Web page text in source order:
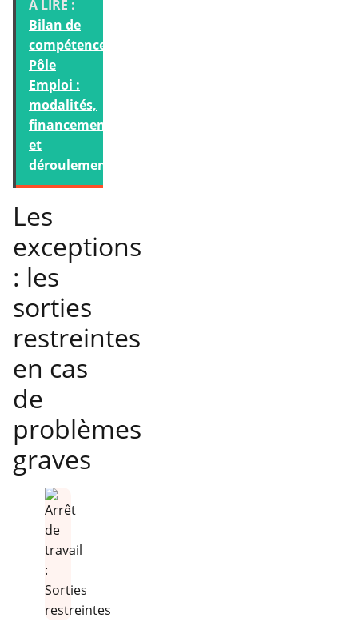
A LIRE :
Bilan de
compétences
Pôle
Emploi :
modalités,
financement
et
déroulement
Les
exceptions
: les
sorties
restreintes
en cas
de
problèmes
graves